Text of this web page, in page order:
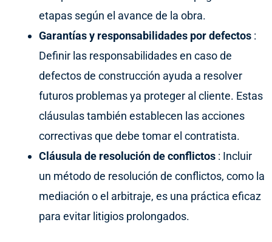
etapas según el avance de la obra.
Garantías y responsabilidades por defectos :
Definir las responsabilidades en caso de
defectos de construcción ayuda a resolver
futuros problemas ya proteger al cliente. Estas
cláusulas también establecen las acciones
correctivas que debe tomar el contratista.
Cláusula de resolución de conflictos : Incluir
un método de resolución de conflictos, como la
mediación o el arbitraje, es una práctica eficaz
para evitar litigios prolongados.